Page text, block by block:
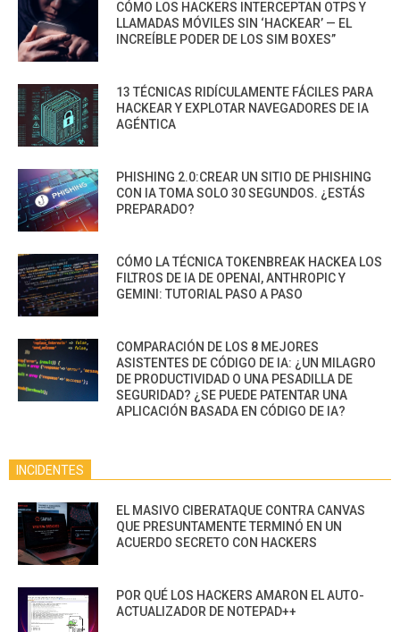
CÓMO LOS HACKERS INTERCEPTAN OTPS Y
LLAMADAS MÓVILES SIN ‘HACKEAR’ — EL
INCREÍBLE PODER DE LOS SIM BOXES”
13 TÉCNICAS RIDÍCULAMENTE FÁCILES PARA
HACKEAR Y EXPLOTAR NAVEGADORES DE IA
AGÉNTICA
PHISHING 2.0:CREAR UN SITIO DE PHISHING
CON IA TOMA SOLO 30 SEGUNDOS. ¿ESTÁS
PREPARADO?
CÓMO LA TÉCNICA TOKENBREAK HACKEA LOS
FILTROS DE IA DE OPENAI, ANTHROPIC Y
GEMINI: TUTORIAL PASO A PASO
COMPARACIÓN DE LOS 8 MEJORES
ASISTENTES DE CÓDIGO DE IA: ¿UN MILAGRO
DE PRODUCTIVIDAD O UNA PESADILLA DE
SEGURIDAD? ¿SE PUEDE PATENTAR UNA
APLICACIÓN BASADA EN CÓDIGO DE IA?
INCIDENTES
EL MASIVO CIBERATAQUE CONTRA CANVAS
QUE PRESUNTAMENTE TERMINÓ EN UN
ACUERDO SECRETO CON HACKERS
POR QUÉ LOS HACKERS AMARON EL AUTO-
ACTUALIZADOR DE NOTEPAD++